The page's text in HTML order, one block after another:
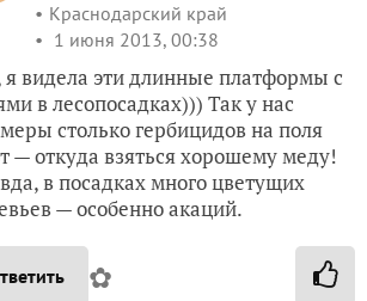
Краснодарский край
1 июня 2013, 00:38
я видела эти длинные платформы с
в лесопосадках))) Так у нас
столько гербицидов на поля
— откуда взяться хорошему меду!
в посадках много цветущих
— особенно акаций.
✿